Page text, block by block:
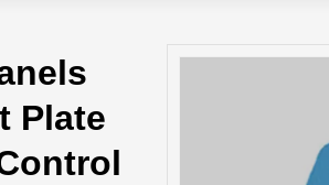
Plate